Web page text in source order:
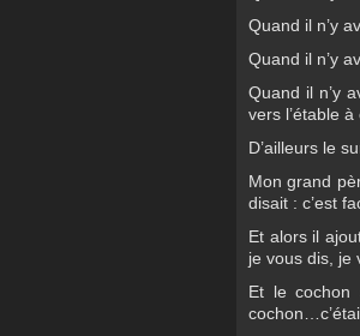
Quand il n’y
Quand il n’y
Quand il n’y
vers l’étable
D’ailleurs le
Mon grand
disait : c’est
Et alors il
je vous dis, je
Et le